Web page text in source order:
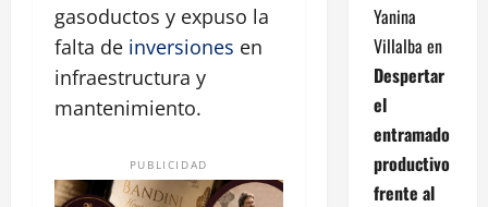
gasoductos y expuso la
falta de inversiones en
infraestructura y
mantenimiento.
PUBLICIDAD
Yanina
Villalba en
Despertar
el
entramado
productivo
frente al